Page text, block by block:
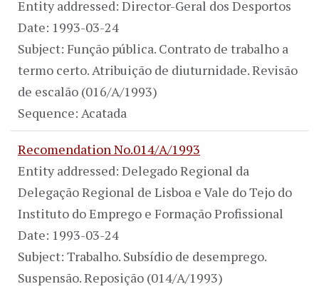
Entity addressed: Director-Geral dos Desportos
Date: 1993-03-24
Subject: Função pública. Contrato de trabalho a
termo certo. Atribuição de diuturnidade. Revisão
de escalão (016/A/1993)
Sequence: Acatada
Recomendation No.014/A/1993
Entity addressed: Delegado Regional da
Delegação Regional de Lisboa e Vale do Tejo do
Instituto do Emprego e Formação Profissional
Date: 1993-03-24
Subject: Trabalho. Subsídio de desemprego.
Suspensão. Reposição (014/A/1993)